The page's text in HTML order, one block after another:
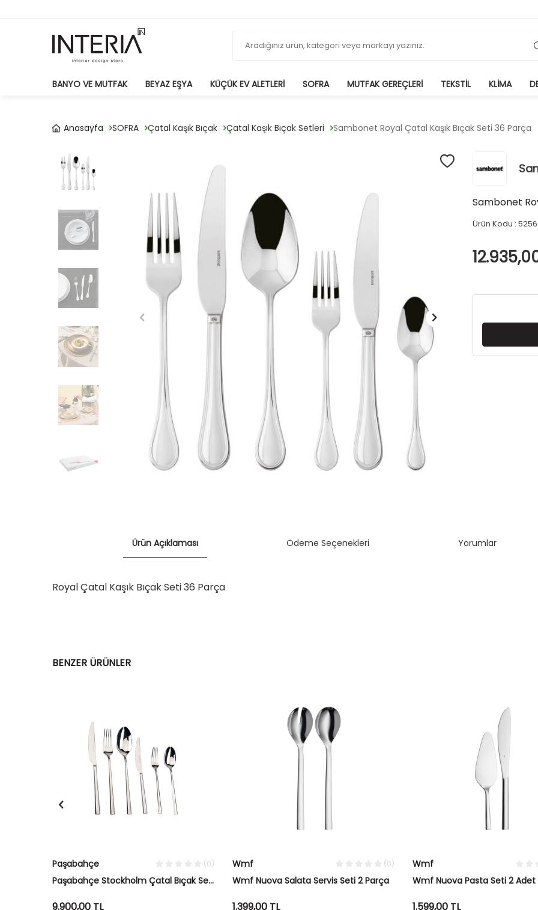
BANYO VE MUTFAK BEYAZ EŞYA KÜÇÜK EV ALETLERI SOFRA MUTFAK GEREÇLERI TEKSTIL KLIMA
Anasayfa SOFRA Çatal Kaşık Bıçak Çatal Kaşık Bıçak Setleri Sambonet Royal Çatal Kaşık Bıçak Seti 36 Parça
Sambonet
Ürün Kodu :
Ürün Açıklaması Ödeme Seçenekleri Yorumlar
Royal Çatal Kaşık Bıçak Seti 36 Parça
BENZER ÜRÜNLER
Paşabahçe (0)
Paşabahçe Stockholm Çatal Bıçak Seti
9.900,00 TL
Wmf (0)
Wmf Nuova Salata Servis Seti 2 Parça
1.399,00 TL
Wmf
Wmf Nuova Pasta Seti 2 Adet
1.599,00 TL